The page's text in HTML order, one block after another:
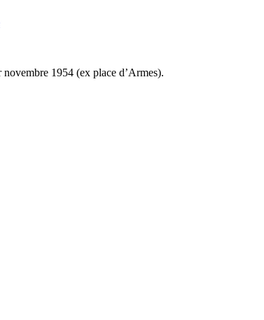
1954 (ex place d’Armes).